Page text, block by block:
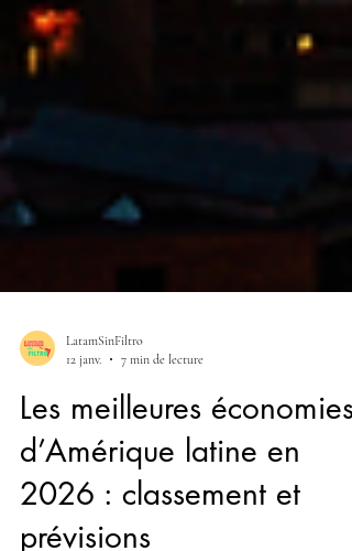
12 janv.
7 min de lecture
Les meilleures économies
d’Amérique latine en
2026 : classement et